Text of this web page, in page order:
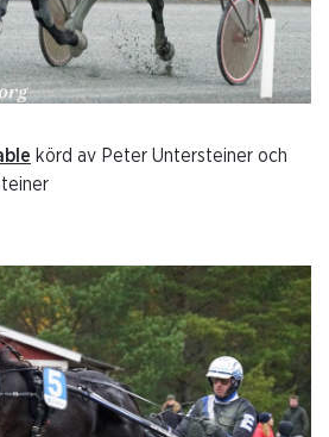
körd av Peter Untersteiner och